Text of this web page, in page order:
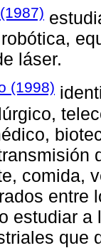
láser.
(1998)
comida,
entre
estudiar
que